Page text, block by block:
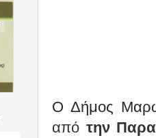
Ο Δήμος
από την